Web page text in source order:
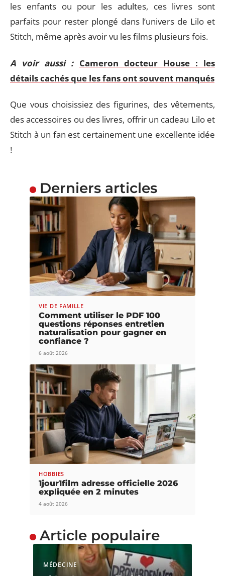
les enfants ou pour les adultes, ces livres sont
parfaits pour rester plongé dans l’univers de Lilo et
Stitch, même après avoir vu les films plusieurs fois.
A voir aussi : Cameron docteur House : les
détails cachés que les fans ont souvent manqués
Que vous choisissiez des figurines, des vêtements,
des accessoires ou des livres, offrir un cadeau Lilo et
Stitch à un fan est certainement une excellente idée
!
Derniers articles
VIE DE FAMILLE
Comment utiliser le PDF 100
questions réponses entretien
naturalisation pour gagner en
confiance ?
6 août 2026
HOBBIES
1jour1film adresse officielle 2026
expliquée en 2 minutes
4 août 2026
Article populaire
MÉDECINE